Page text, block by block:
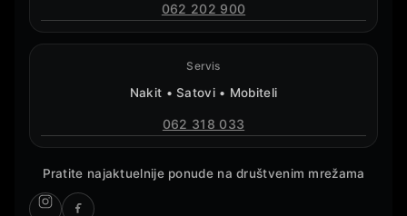
062 202 900
Servis
Nakit • Satovi • Mobiteli
062 318 033
Pratite najaktuelnije ponude na društvenim mrežama